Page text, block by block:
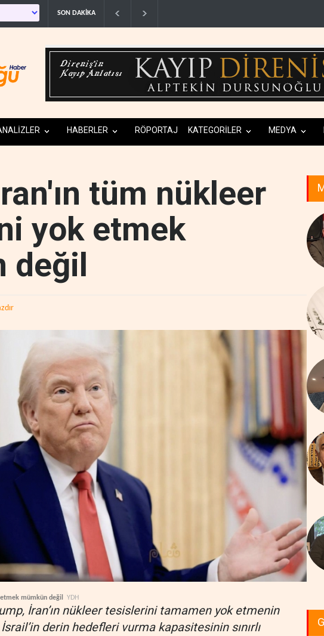
SON DAKİKA
HABERLER RÖPORTAJ KATEGORİLER MEDYA
tüm nükleer
yok etmek
değil
mümkün değil YDH
İran’ın nükleer tesislerini tamamen yok etmenin
derin hedefleri vurma kapasitesinin sınırlı